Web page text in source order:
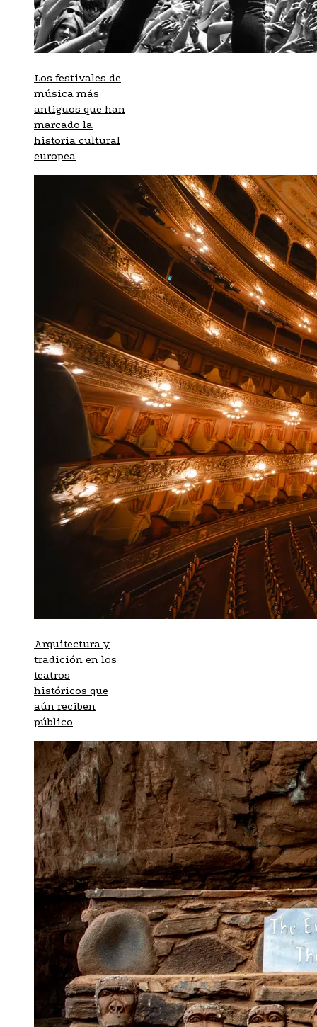
Los festivales de
música más
antiguos que han
marcado la
historia cultural
europea
Arquitectura y
tradición en los
teatros
históricos que
aún reciben
público